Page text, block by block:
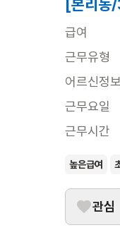
[본리동
급여
근무유형
어르신정보
근무요일
근무시간
높은급여
관심